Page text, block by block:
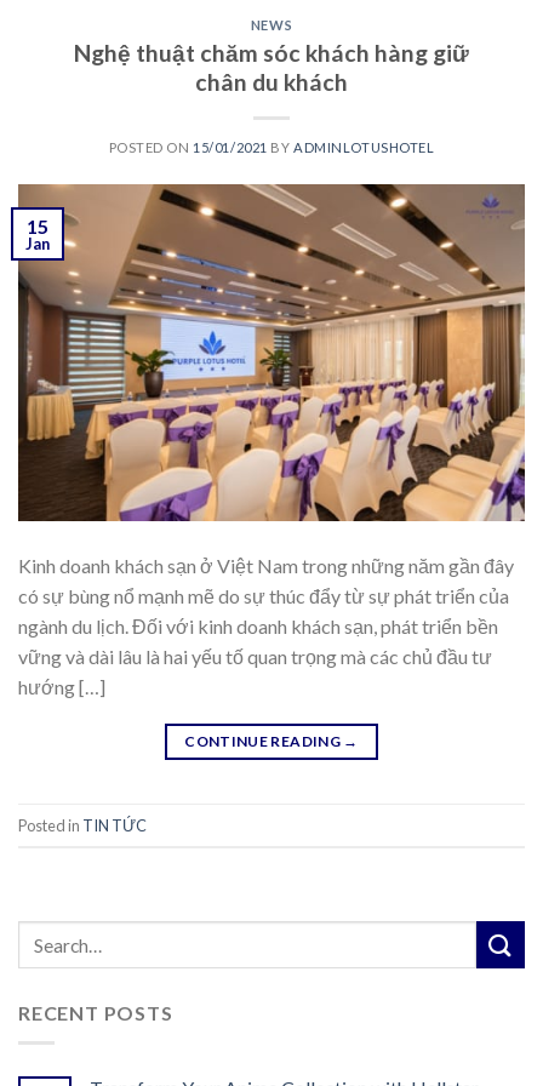
NEWS
Nghệ thuật chăm sóc khách hàng giữ
chân du khách
POSTED ON 15/01/2021 BY ADMINLOTUSHOTEL
15
Jan
Kinh doanh khách sạn ở Việt Nam trong những năm gần đây
có sự bùng nổ mạnh mẽ do sự thúc đẩy từ sự phát triển của
ngành du lịch. Đối với kinh doanh khách sạn, phát triển bền
vững và dài lâu là hai yếu tố quan trọng mà các chủ đầu tư
hướng […]
CONTINUE READING →
Posted in TIN TỨC
RECENT POSTS